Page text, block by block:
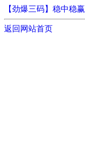
【劲爆三码】稳中稳赢
返回网站首页